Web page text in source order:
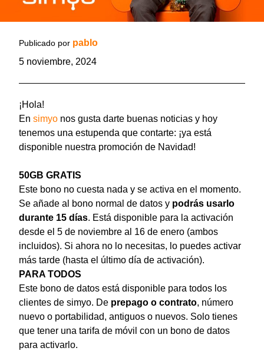
Publicado por pablo
5 noviembre, 2024
¡Hola!
En simyo nos gusta darte buenas noticias y hoy
tenemos una estupenda que contarte: ¡ya está
disponible nuestra promoción de Navidad!
50GB GRATIS
Este bono no cuesta nada y se activa en el momento.
Se añade al bono normal de datos y podrás usarlo
durante 15 días. Está disponible para la activación
desde el 5 de noviembre al 16 de enero (ambos
incluidos). Si ahora no lo necesitas, lo puedes activar
más tarde (hasta el último día de activación).
PARA TODOS
Este bono de datos está disponible para todos los
clientes de simyo. De prepago o contrato, número
nuevo o portabilidad, antiguos o nuevos. Solo tienes
que tener una tarifa de móvil con un bono de datos
para activarlo.